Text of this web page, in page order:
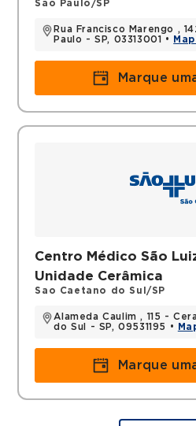
Sao Paulo/SP
Rua Francisco Marengo ,
Paulo - SP, 03313001 •
Marque
Centro Médico São
Unidade Cerâmica
Sao Caetano do Sul/SP
Alameda Caulim , 115 -
do Sul - SP, 09531195 •
Marque